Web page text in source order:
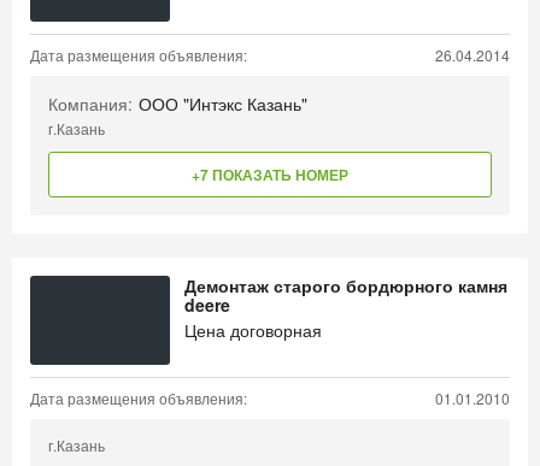
Дата размещения объявления: 26.04.2014
Компания: ООО "Интэкс Казань"
г.Казань
+7 ПОКАЗАТЬ НОМЕР
Демонтаж старого бордюрного камня
deere
Цена договорная
Дата размещения объявления: 01.01.2010
г.Казань